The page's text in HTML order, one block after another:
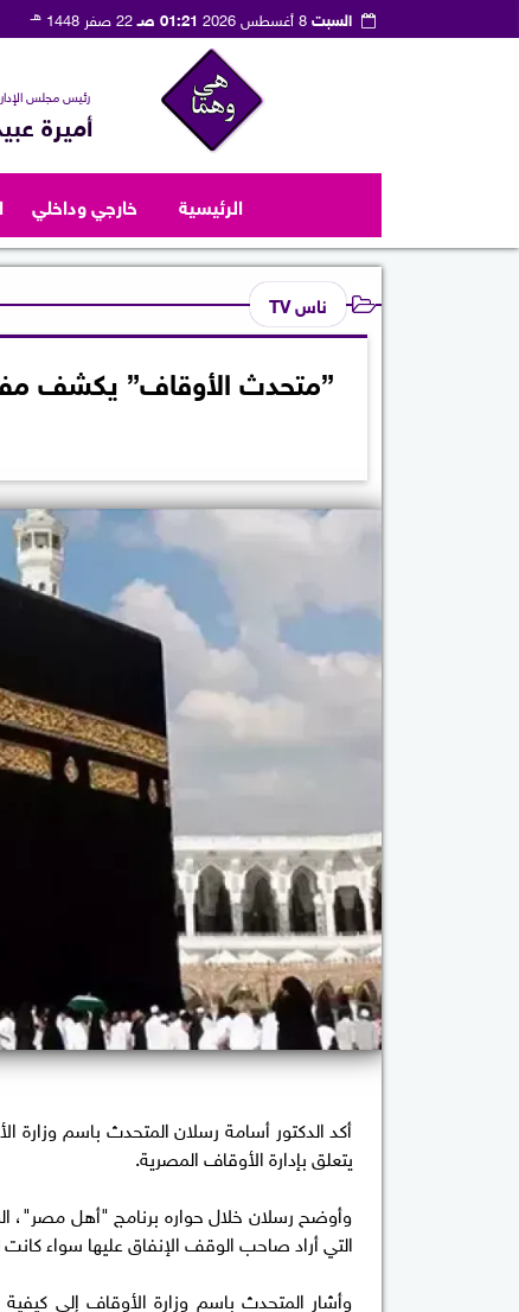
السبت8 أغسطس 2026 01:21 صـ 22 صفر 1448 هـ
رئيس مجلس
أميرة
الرئيسية خارجي وداخلي
ناس TV
”متحدث الأوقاف” يكشف
أكد الدكتور أسامة رسلان المتحدث باسم وزارة
يتعلق بإدارة الأوقاف المصرية.
وأوضح رسلان خلال حواره برنامج "أهل مصر"،
التي أراد صاحب الوقف الإنفاق عليها سواء
وأشار المتحدث باسم وزارة الأوقاف إلى